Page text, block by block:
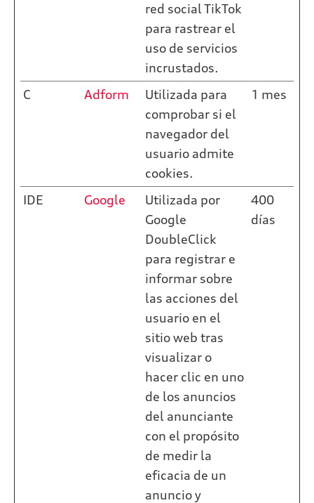
red social TikTok
para rastrear el
uso de servicios
incrustados.
C Adform
Utilizada para
comprobar si el
navegador del
usuario admite
cookies.
1 mes
IDE Google
Utilizada por
Google
DoubleClick
para registrar e
informar sobre
las acciones del
usuario en el
sitio web tras
visualizar o
hacer clic en uno
de los anuncios
del anunciante
con el propósito
de medir la
eficacia de un
anuncio y
400
días